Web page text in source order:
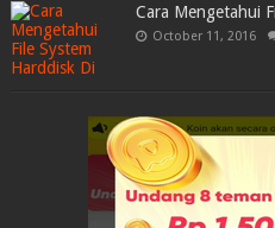
Cara Mengetahui
October 11, 2016